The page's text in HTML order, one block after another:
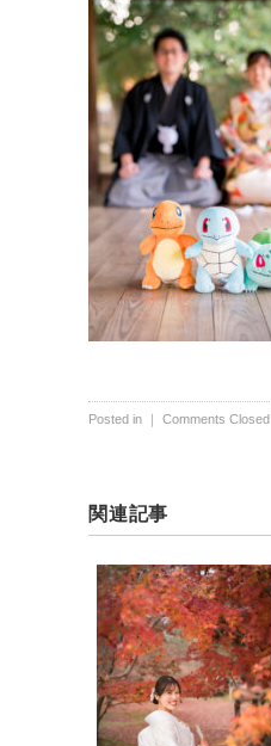
Posted in ｜ Comments Closed
関連記事